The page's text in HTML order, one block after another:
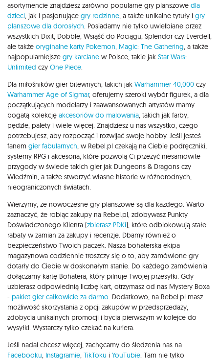
asortymencie znajdziesz zarówno popularne gry planszowe dla
dzieci, jak i pasjonujące gry rodzinne, a także unikalne tytuły i gry
planszowe dla dorosłych. Posiadamy nie tylko uwielbiane przez
wszystkich Dixit, Dobble, Wsiąść do Pociągu, Splendor czy Everdell,
ale także oryginalne karty Pokemon, Magic: The Gathering, a także
najpopularniejsze gry karciane w Polsce, takie jak Star Wars:
Unlimited czy One Piece.
Dla miłośników gier bitewnych, takich jak Warhammer 40,000 czy
Warhammer Age of Sigmar, oferujemy szeroki wybór figurek, a dla
początkujących modelarzy i zaawansowanych artystów mamy
bogatą kolekcję akcesoriów do malowania, takich jak farby,
pędzle, palety i wiele więcej. Znajdziesz u nas wszystko, czego
potrzebujesz, aby rozpocząć i rozwijać swoje hobby. Jeśli jesteś
fanem gier fabularnych, w Rebel.pl czekają na Ciebie podręczniki,
systemy RPG i akcesoria, które pozwolą Ci przeżyć niesamowite
przygody w świecie takich gier jak Dungeons & Dragons czy
Wiedźmin, a także stworzyć własne historie w różnorodnych,
nieograniczonych światach.
Wierzymy, że nowoczesne gry planszowe są dla każdego. Warto
zaznaczyć, że robiąc zakupy na Rebel.pl, zdobywasz Punkty
Doświadczonego Klienta (zbierasz PDKi), które odblokowują stałe
rabaty w zamian za zakupy i recenzje. Dbamy również o
bezpieczeństwo Twoich paczek. Nasza bohaterska ekipa
magazynowa codziennie troszczy się o to, aby zamówione gry
dotarły do Ciebie w doskonałym stanie. Do każdego zamówienia
dołączamy kartę Bohatera, który pilnuje Twojej przesyłki. Gdy
uzbierasz odpowiednią liczbę kart, otrzymasz od nas Mystery Boxa
- pakiet gier całkowicie za darmo. Dodatkowo, na Rebel.pl masz
możliwość skorzystania z opcji zakupów w przedsprzedaży,
zdobycia unikalnych promocji i bycia pierwszym w kolejce do
wysyłki. Wystarczy tylko czekać na kuriera.
Jeśli nadal chcesz więcej, zachęcamy do śledzenia nas na
Facebooku, Instagramie, TikToku i YouTubie. Tam nie tylko